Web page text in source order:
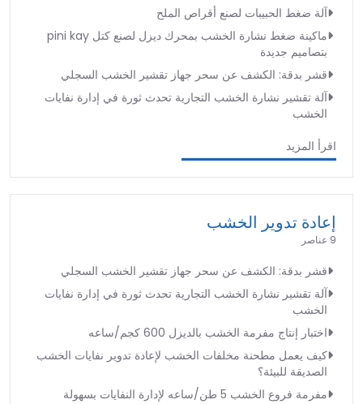
آلة ضغط الحبيبات لصنع أقراص الملح
ماكينة ضغط نشارة الخشب بمحرك ديزل لصنع كتل pini kay
بتصاميم جديدة
قشر بدقة: الكشف عن سحر جهاز تقشير الخشب السجلي
آلة تقشير نشارة الخشب التجارية تحدث ثورة في إدارة نفايات
الخشب
اقرأ المزيد
إعادة تدوير الخشب
9 عناصر
قشر بدقة: الكشف عن سحر جهاز تقشير الخشب السجلي
آلة تقشير نشارة الخشب التجارية تحدث ثورة في إدارة نفايات
الخشب
اختبار إنتاج مفرمة الخشب بالديزل 600 كجم/ساعه
كيف يعمل مطحنة مخلفات الخشب لإعادة تدوير نفايات الخشب
الصديقة للبيئة؟
مفرمة فروع الخشب 5 طن/ساعه لإدارة النفايات بسهولة